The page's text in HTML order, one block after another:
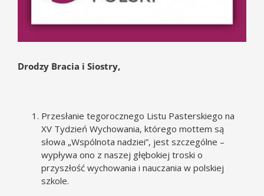
Drodzy Bracia i Siostry,
Przesłanie tegorocznego Listu Pasterskiego na
XV Tydzień Wychowania, którego mottem są
słowa „Wspólnota nadziei”, jest szczególne –
wypływa ono z naszej głębokiej troski o
przyszłość wychowania i nauczania w polskiej
szkole.